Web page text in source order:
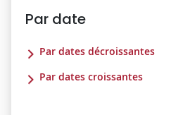
Par date
Par dates décroissantes
Par dates croissantes